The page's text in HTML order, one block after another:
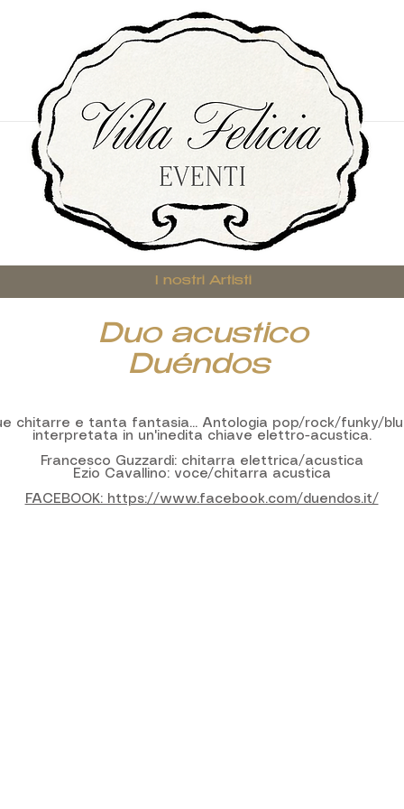
I nostri Artisti
Duo acustico
Duéndos
chitarre e tanta fantasia... Antologia pop/rock/funky/
interpretata in un'inedita chiave elettro-acustica.
Francesco Guzzardi: chitarra elettrica/acustica
Ezio Cavallino: voce/chitarra acustica
FACEBOOK: https://www.facebook.com/duendos.it/